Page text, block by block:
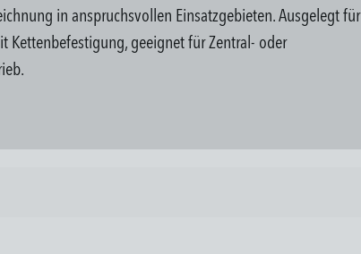
in anspruchsvollen Einsatzgebieten. Ausgelegt für
Kettenbefestigung, geeignet für Zentral- oder